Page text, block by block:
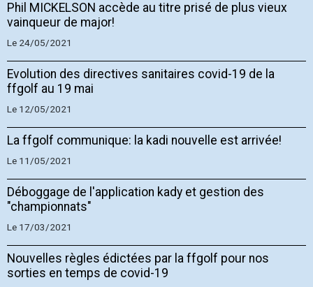
Phil MICKELSON accède au titre prisé de plus vieux
vainqueur de major!
Le 24/05/2021
Evolution des directives sanitaires covid-19 de la
ffgolf au 19 mai
Le 12/05/2021
La ffgolf communique: la kadi nouvelle est arrivée!
Le 11/05/2021
Déboggage de l'application kady et gestion des
"championnats"
Le 17/03/2021
Nouvelles règles édictées par la ffgolf pour nos
sorties en temps de covid-19